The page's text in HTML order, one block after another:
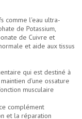
comme l'eau ultra-
de Potassium,
de Cuivre et
et aide aux tissus
qui est destiné à
d'une ossature
musculaire
complément
et la réparation